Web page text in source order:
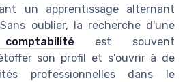
un apprentissage alternant
oublier, la recherche d'une
est souvent
son profil et s'ouvrir à de
professionnelles dans le